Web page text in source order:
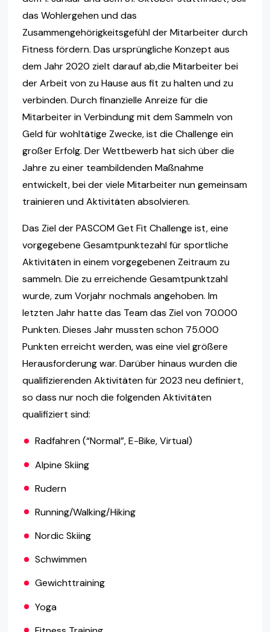
das Wohlergehen und das
Zusammengehörigkeitsgefühl der Mitarbeiter durch
Fitness fördern. Das ursprüngliche Konzept aus
dem Jahr 2020 zielt darauf ab,die Mitarbeiter bei
der Arbeit von zu Hause aus fit zu halten und zu
verbinden. Durch finanzielle Anreize für die
Mitarbeiter in Verbindung mit dem Sammeln von
Geld für wohltätige Zwecke, ist die Challenge ein
großer Erfolg. Der Wettbewerb hat sich über die
Jahre zu einer teambildenden Maßnahme
entwickelt, bei der viele Mitarbeiter nun gemeinsam
trainieren und Aktivitäten absolvieren.
Das Ziel der PASCOM Get Fit Challenge ist, eine
vorgegebene Gesamtpunktezahl für sportliche
Aktivitäten in einem vorgegebenen Zeitraum zu
sammeln. Die zu erreichende Gesamtpunktzahl
wurde, zum Vorjahr nochmals angehoben. Im
letzten Jahr hatte das Team das Ziel von 70.000
Punkten. Dieses Jahr mussten schon 75.000
Punkten erreicht werden, was eine viel größere
Herausforderung war. Darüber hinaus wurden die
qualifizierenden Aktivitäten für 2023 neu definiert,
so dass nur noch die folgenden Aktivitäten
qualifiziert sind:
Radfahren (“Normal”, E-Bike, Virtual)
Alpine Skiing
Rudern
Running/Walking/Hiking
Nordic Skiing
Schwimmen
Gewichttraining
Yoga